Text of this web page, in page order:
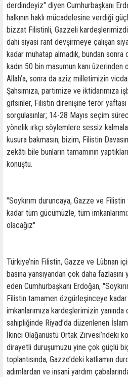
derdindeyiz" diyen Cumhurbaşkanı
halkının haklı mücadelesine verdiği
bizzat Filistinli, Gazzeli
dahi siyasi rant devşirmeye çalışan
kadar muhatap almadık, bundan
kadın 50 bin masumun kanı üzerinden
Allah’a, sonra da aziz milletimizin
Şahsımıza, partimize ve iktidarımıza
gitsinler, Filistin direnişine terör
sorgulasınlar; 14-28 Mayıs seçim
yönelik ırkçı söylemlere sessiz
kusura bakmasın; bizim, Filistin
zekâtı bile bunların tamamının
konuştu.
"Soykırım duruncaya, Gazze ve
kadar tüm gücümüzle, tüm
olacağız"
Türkiye’nin Filistin, Gazze ve Lübnan
basına yansıyandan çok daha
eden Cumhurbaşkanı Erdoğan,
Filistin tamamen özgürleşinceye
imkanlarımıza kardeşlerimizin yanında
sahipliğinde Riyad’da düzenlenen
İkinci Olağanüstü Ortak Zirvesi’ndeki
dirayetli duruşumuzu yine çok güçlü
toplantısında, Gazze’deki katliamın
adımlardan ve insani yardım